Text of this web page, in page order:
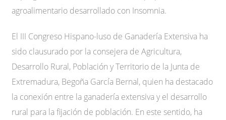
agroalimentario desarrollado con Insomnia.
El III Congreso Hispano-luso de Ganadería Extensiva ha
sido clausurado por la consejera de Agricultura,
Desarrollo Rural, Población y Territorio de la Junta de
Extremadura, Begoña García Bernal, quien ha destacado
la conexión entre la ganadería extensiva y el desarrollo
rural para la fijación de población. En este sentido, ha